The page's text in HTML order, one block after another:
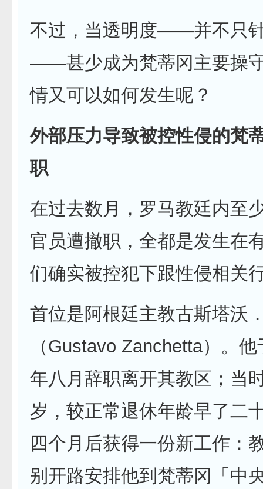
不过，当透明度——并不只
——甚少成为梵蒂冈主要操
情又可以如何发生呢？
外部压力导致被控性侵的梵
职
在过去数月，罗马教廷内至
官员遭撤职，全都是发生在
们确实被控犯下跟性侵相关
首位是阿根廷主教古斯塔沃
（Gustavo Zanchetta）。
年八月辞职离开其教区；当
岁，较正常退休年龄早了二
四个月后获得一份新工作：
别开路安排他到梵蒂冈「中